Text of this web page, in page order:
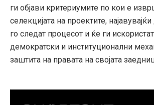
ги објави критериумите по кои е
селекцијата на проектите,
го следат процесот и ќе ги
демократски и институционални
заштита на правата на својата